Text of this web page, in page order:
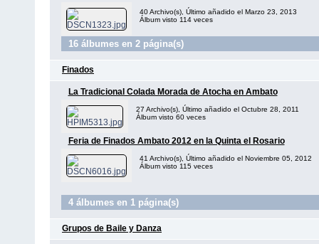
40 Archivo(s), Último añadido el Marzo 23, 2013
Álbum visto 114 veces
16 álbumes en 2 página(s)
Finados
La Tradicional Colada Morada de Atocha en Ambato
27 Archivo(s), Último añadido el Octubre 28, 2011
Álbum visto 60 veces
Feria de Finados Ambato 2012 en la Quinta el Rosario
41 Archivo(s), Último añadido el Noviembre 05, 2012
Álbum visto 115 veces
4 álbumes en 1 página(s)
Grupos de Baile y Danza